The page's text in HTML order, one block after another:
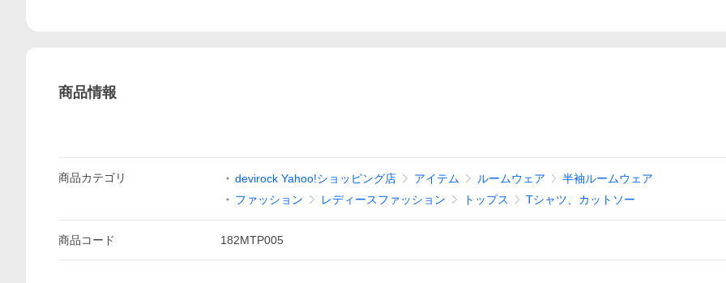
商品情報
商品カテゴリ devirock Yahoo!ショッピング店 アイテム ルームウェア
半袖ルームウェア
ファッション
レディースファッション トップス Tシャツ、カットソー
商品コード 182MTP005